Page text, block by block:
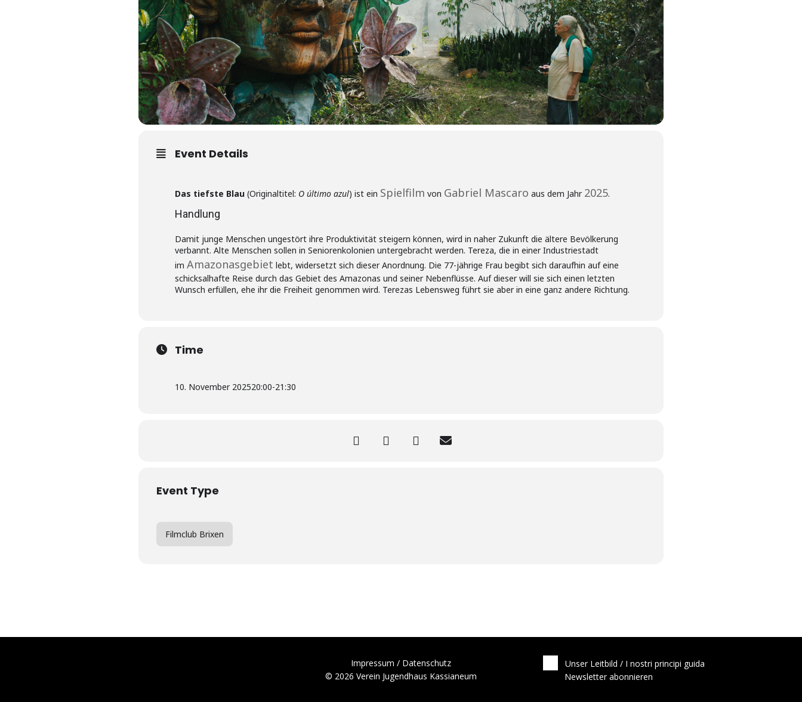
Event Details
Das tiefste Blau(Originaltitel: O último azul) ist ein Spielfilm von Gabriel Mascaro aus dem Jahr 2025.
Handlung
Damit junge Menschen ungestört ihre Produktivität steigern können, wird in naher Zukunft die ältere Bevölkerung
verbannt. Alte Menschen sollen in Seniorenkolonien untergebracht werden. Tereza, die in einer Industriestadt
im Amazonasgebiet lebt, widersetzt sich dieser Anordnung. Die 77-jährige Frau begibt sich daraufhin auf eine
schicksalhafte Reise durch das Gebiet des Amazonas und seiner Nebenflüsse. Auf dieser will sie sich einen letzten
Wunsch erfüllen, ehe ihr die Freiheit genommen wird. Terezas Lebensweg führt sie aber in eine ganz andere Richtung.
Time
10. November 202520:00-21:30
Event Type
Filmclub Brixen
Unser Leitbild / I nostri principi guida
Impressum / Datenschutz
© 2026 Verein Jugendhaus Kassianeum
Newsletter abonnieren